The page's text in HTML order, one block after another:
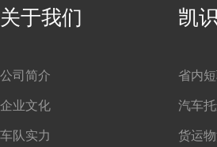
关于我们
公司简介
企业文化
车队实力
凯
省内
汽车
货运